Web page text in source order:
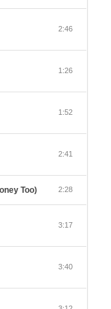
2:46
1:26
1:52
2:41
Too) 2:28
3:17
3:40